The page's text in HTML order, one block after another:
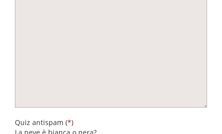
Quiz antispam (*)